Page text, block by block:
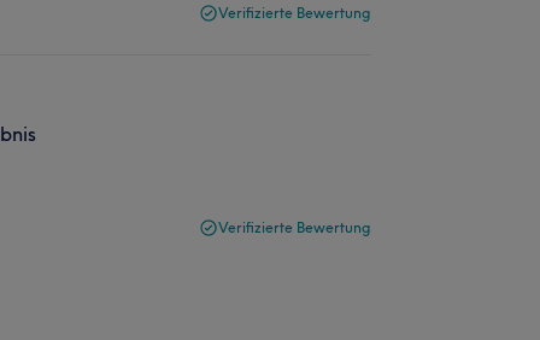
Verifizierte Bewertung
Verifizierte Bewertung